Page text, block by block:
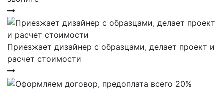
Приезжает дизайнер с образцами, делает проект и
расчет стоимости